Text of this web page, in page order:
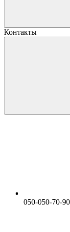
Контакты
050-050-70-90